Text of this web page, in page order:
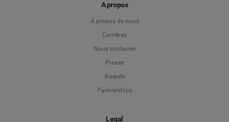
A propos
A propos de nous
Carrières
Nous contacter
Presse
Awards
Partnerships
Legal